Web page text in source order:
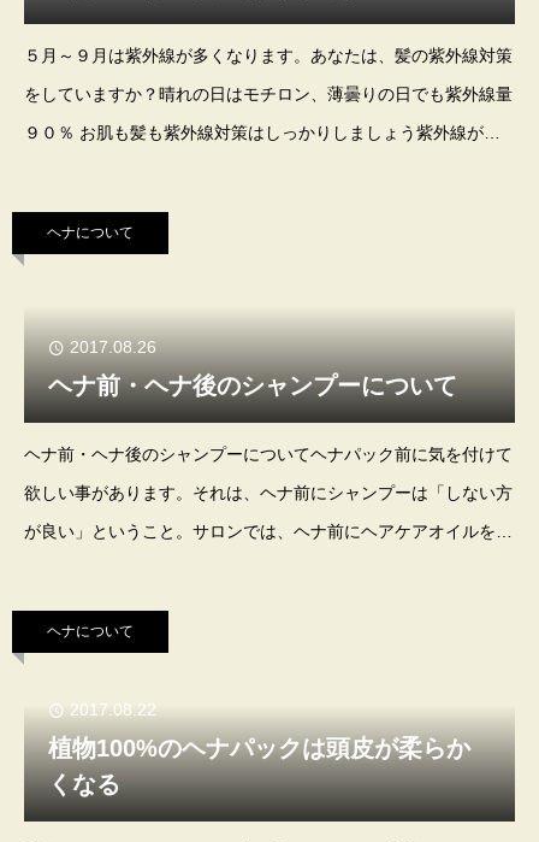
５月～９月は紫外線が多くなります。あなたは、髪の紫外線対策
をしていますか？晴れの日はモチロン、薄曇りの日でも紫外線量
９０％ お肌も髪も紫外線対策はしっかりしましょう紫外線が毛
酸化されてダメージを受けます。特にプ
ヘナについて
2017.08.26
ヘナ前・ヘナ後のシャンプーについて
ヘナ前・ヘナ後のシャンプーについてヘナパック前に気を付けて
欲しい事があります。それは、ヘナ前にシャンプーは「しない方
が良い」ということ。サロンでは、ヘナ前にヘアケアオイルを頭
丈夫です。 ヘナパックをすると、ヘナが
ヘナについて
2017.08.22
植物100%のヘナパックは頭皮が柔らか
くなる